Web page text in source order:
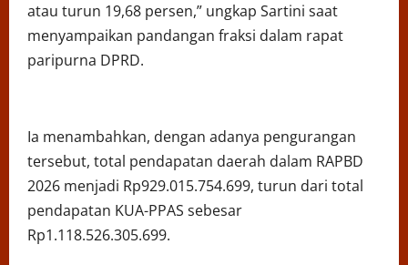
atau turun 19,68 persen,” ungkap Sartini saat
menyampaikan pandangan fraksi dalam rapat
paripurna DPRD.
Ia menambahkan, dengan adanya pengurangan
tersebut, total pendapatan daerah dalam RAPBD
2026 menjadi Rp929.015.754.699, turun dari total
pendapatan KUA-PPAS sebesar
Rp1.118.526.305.699.